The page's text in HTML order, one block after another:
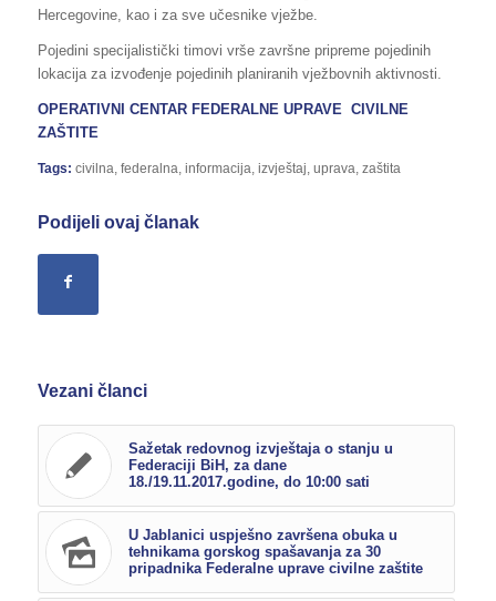
Hercegovine, kao i za sve učesnike vježbe.
Pojedini specijalistički timovi vrše završne pripreme pojedinih
lokacija za izvođenje pojedinih planiranih vježbovnih aktivnosti.
OPERATIVNI CENTAR FEDERALNE UPRAVE CIVILNE
ZAŠTITE
Tags: civilna federalna informacija izvještaj uprava zaštita
Podijeli ovaj članak
Vezani članci
Sažetak redovnog izvještaja o stanju u
Federaciji BiH, za dane
18./19.11.2017.godine, do 10:00 sati
U Jablanici uspješno završena obuka u
tehnikama gorskog spašavanja za 30
pripadnika Federalne uprave civilne zaštite